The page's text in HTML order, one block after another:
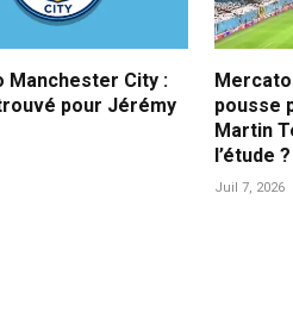
Manchester City :
pour Jérémy
pousse
Martin
l’étude ?
Juil 7, 2026